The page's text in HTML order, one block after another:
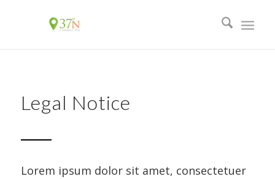
Legal Notice
Lorem ipsum dolor sit amet, consectetuer